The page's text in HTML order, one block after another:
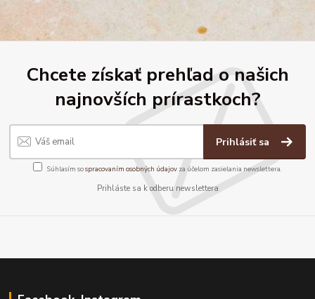
Chcete získať prehľad o našich
najnovších prírastkoch?
Prihlásiť sa
Súhlasím sospracovaním osobných údajov za účelom zasielania newslettera.
Prihláste sa k odberu newslettera